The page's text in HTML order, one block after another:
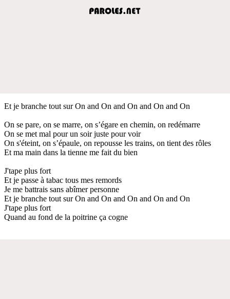
Et je branche tout sur On and On and On and On and On
On se pare, on se marre, on s’égare en chemin, on redémarre
On se met mal pour un soir juste pour voir
On s'éteint, on s’épaule, on repousse les trains, on tient des rôles
Et ma main dans la tienne me fait du bien
J'tape plus fort
Et je passe à tabac tous mes remords
Je me battrais sans abîmer personne
Et je branche tout sur On and On and On and On and On
J'tape plus fort
Quand au fond de la poitrine ça cogne